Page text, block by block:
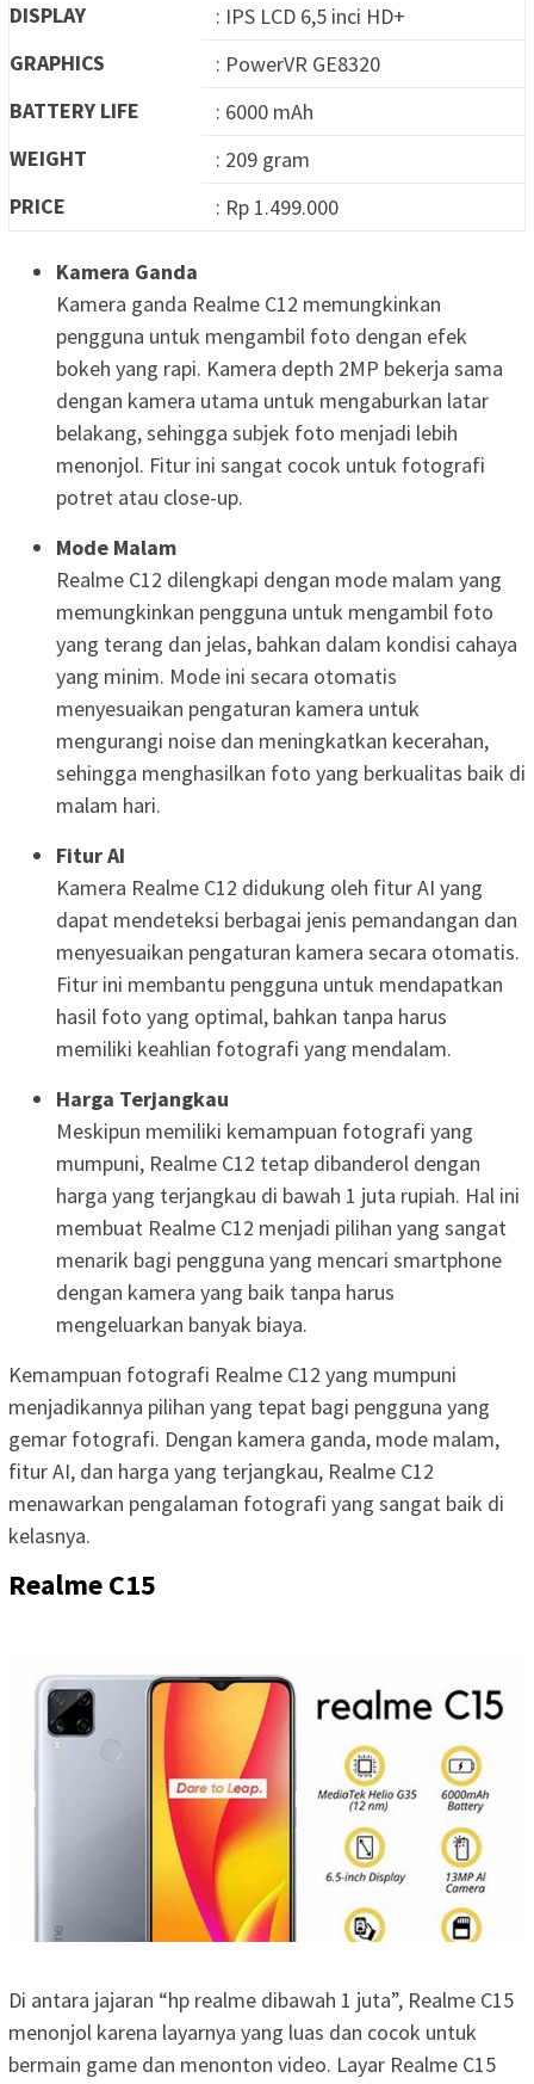
DISPLAY
: IPS LCD 6,5 inci HD+
GRAPHICS
: PowerVR GE8320
BATTERY LIFE
: 6000 mAh
WEIGHT
: 209 gram
PRICE
: Rp 1.499.000
Kamera Ganda
Kamera ganda Realme C12 memungkinkan
pengguna untuk mengambil foto dengan efek
bokeh yang rapi. Kamera depth 2MP bekerja sama
dengan kamera utama untuk mengaburkan latar
belakang, sehingga subjek foto menjadi lebih
menonjol. Fitur ini sangat cocok untuk fotografi
potret atau close-up.
Mode Malam
Realme C12 dilengkapi dengan mode malam yang
memungkinkan pengguna untuk mengambil foto
yang terang dan jelas, bahkan dalam kondisi cahaya
yang minim. Mode ini secara otomatis
menyesuaikan pengaturan kamera untuk
mengurangi noise dan meningkatkan kecerahan,
sehingga menghasilkan foto yang berkualitas baik di
malam hari.
Fitur AI
Kamera Realme C12 didukung oleh fitur AI yang
dapat mendeteksi berbagai jenis pemandangan dan
menyesuaikan pengaturan kamera secara otomatis.
Fitur ini membantu pengguna untuk mendapatkan
hasil foto yang optimal, bahkan tanpa harus
memiliki keahlian fotografi yang mendalam.
Harga Terjangkau
Meskipun memiliki kemampuan fotografi yang
mumpuni, Realme C12 tetap dibanderol dengan
harga yang terjangkau di bawah 1 juta rupiah. Hal ini
membuat Realme C12 menjadi pilihan yang sangat
menarik bagi pengguna yang mencari smartphone
dengan kamera yang baik tanpa harus
mengeluarkan banyak biaya.
Kemampuan fotografi Realme C12 yang mumpuni
menjadikannya pilihan yang tepat bagi pengguna yang
gemar fotografi. Dengan kamera ganda, mode malam,
fitur AI, dan harga yang terjangkau, Realme C12
menawarkan pengalaman fotografi yang sangat baik di
kelasnya.
Realme C15
Di antara jajaran “hp realme dibawah 1 juta”, Realme C15
menonjol karena layarnya yang luas dan cocok untuk
bermain game dan menonton video. Layar Realme C15